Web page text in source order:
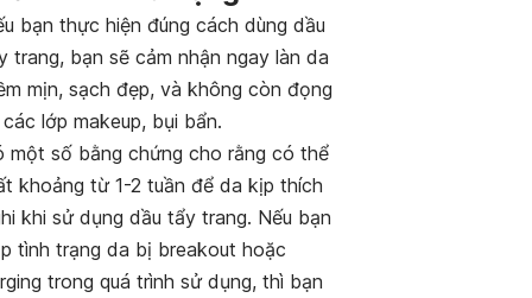
bạn thực hiện đúng cách dùng dầu
trang, bạn sẽ cảm nhận ngay làn da
mịn, sạch đẹp, và không còn đọng
các lớp makeup, bụi bẩn.
một số bằng chứng cho rằng có thể
khoảng từ 1-2 tuần để da kịp thích
khi sử dụng dầu tẩy trang. Nếu bạn
tình trạng da bị breakout hoặc
trong quá trình sử dụng, thì bạn